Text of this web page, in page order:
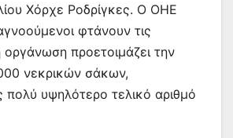
Χόρχε Ροδρίγκες. Ο ΟΗΕ
φτάνουν τις
προετοιμάζει την
νεκρικών σάκων,
πολύ υψηλότερο τελικό αριθμό